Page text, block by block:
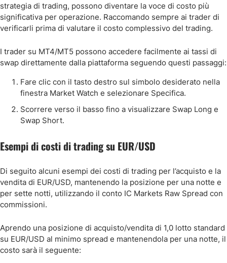
strategia di trading, possono diventare la voce di costo più
significativa per operazione. Raccomando sempre ai trader di
verificarli prima di valutare il costo complessivo del trading.
I trader su MT4/MT5 possono accedere facilmente ai tassi di
swap direttamente dalla piattaforma seguendo questi passaggi:
Fare clic con il tasto destro sul simbolo desiderato nella
finestra Market Watch e selezionare Specifica.
Scorrere verso il basso fino a visualizzare Swap Long e
Swap Short.
Esempi di costi di trading su EUR/USD
Di seguito alcuni esempi dei costi di trading per l’acquisto e la
vendita di EUR/USD, mantenendo la posizione per una notte e
per sette notti, utilizzando il conto IC Markets Raw Spread con
commissioni.
Aprendo una posizione di acquisto/vendita di 1,0 lotto standard
su EUR/USD al minimo spread e mantenendola per una notte, il
costo sarà il seguente: